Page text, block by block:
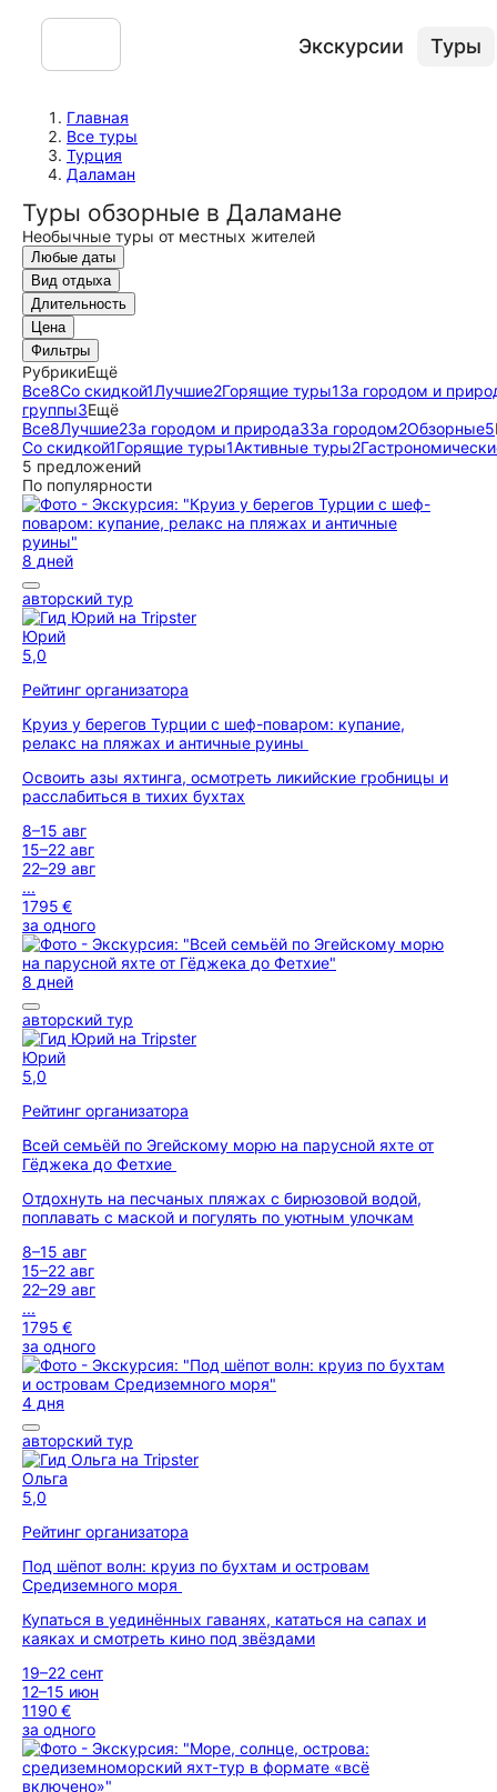
Экскурсии Туры
Главная
Все туры
Турция
Даламан
Туры обзорные в Даламане
Необычные туры от местных жителей
Любые даты
Вид отдыха
Длительность
Цена
Фильтры
РубрикиЕщё
Все8Со скидкой1Лучшие2Горящие туры1За городом и
группы3Ещё
Все8Лучшие2За городом и природа3За городом2Обзорные5
Со скидкой1Горящие туры1Активные туры2
5 предложений
По популярности
8 дней
авторский тур
Юрий
5,0
Рейтинг организатора
Круиз у берегов Турции с шеф-поваром: купание,
релакс на пляжах и античные руины
Освоить азы яхтинга, осмотреть ликийские гробницы и
расслабиться в тихих бухтах
8–15 авг
15–22 авг
22–29 авг
...
1795 €
за одного
8 дней
авторский тур
Юрий
5,0
Рейтинг организатора
Всей семьёй по Эгейскому морю на парусной яхте от
Гёджека до Фетхие
Отдохнуть на песчаных пляжах с бирюзовой водой,
поплавать с маской и погулять по уютным улочкам
8–15 авг
15–22 авг
22–29 авг
...
1795 €
за одного
4 дня
авторский тур
Ольга
5,0
Рейтинг организатора
Под шёпот волн: круиз по бухтам и островам
Средиземного моря
Купаться в уединённых гаванях, кататься на сапах и
каяках и смотреть кино под звёздами
19–22 сент
12–15 июн
1190 €
за одного